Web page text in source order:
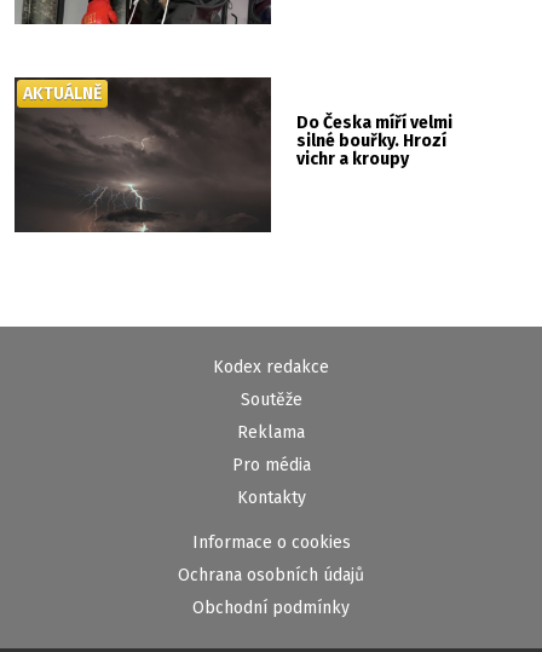
Do Česka míří velmi
silné bouřky. Hrozí
vichr a kroupy
AKTUÁLNĚ
Kodex redakce
Soutěže
Reklama
Pro média
Kontakty
Informace o cookies
Ochrana osobních údajů
Obchodní podmínky